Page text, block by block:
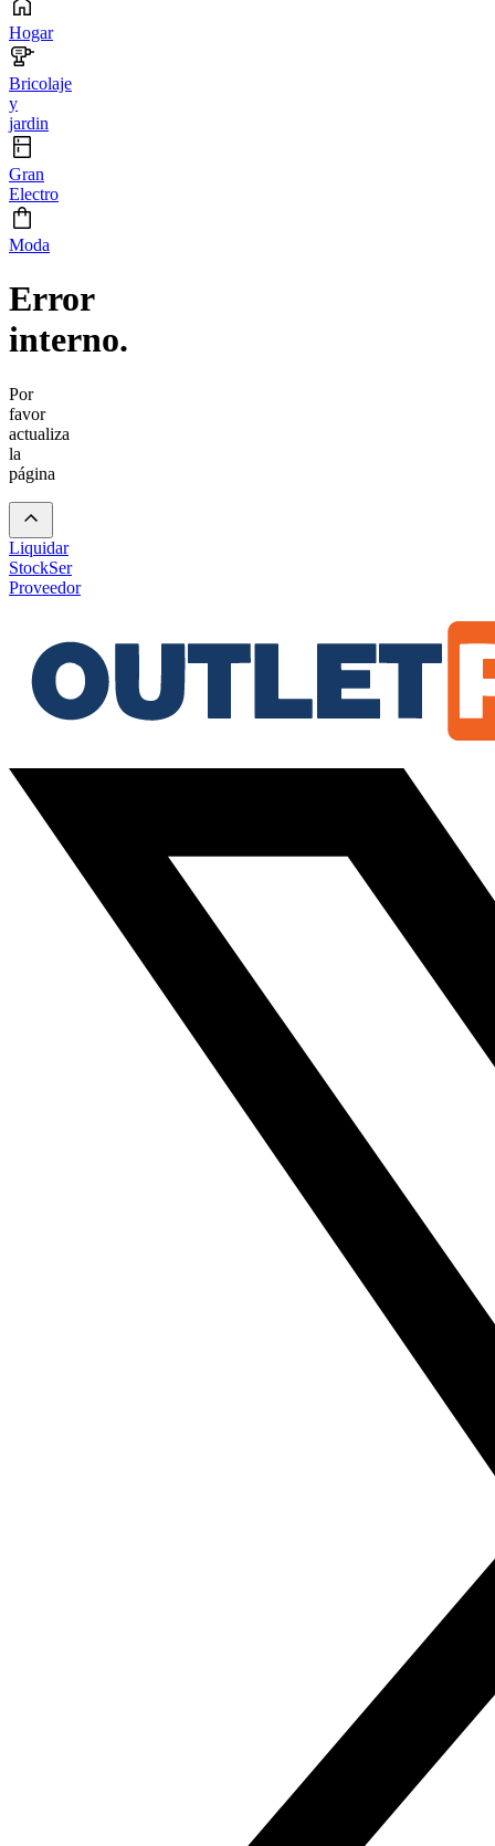
Hogar
Bricolaje
y
jardin
Gran
Electro
Moda
Error
interno.
Por
favor
actualiza
la
página
Liquidar
StockSer
Proveedor